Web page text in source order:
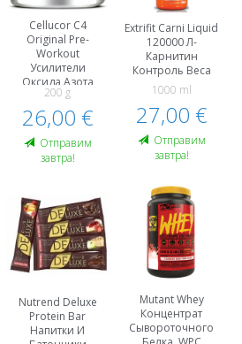
Cellucor C4
Original Pre-
Workout
Усилители
Оксида Азота
Предтренировочные
Комплексы Пeред
Тренировкой И
Энергетики
200 g
26,00 €
Oтправим
завтра!
Extrifit Carni Liquid
120000 Л-
Карнитин
Контроль Веса
1000 ml
27,00 €
Oтправим
завтра!
Nutrend Deluxe
Protein Bar
Напитки И
Mutant Whey
Концентрат
Сывороточного